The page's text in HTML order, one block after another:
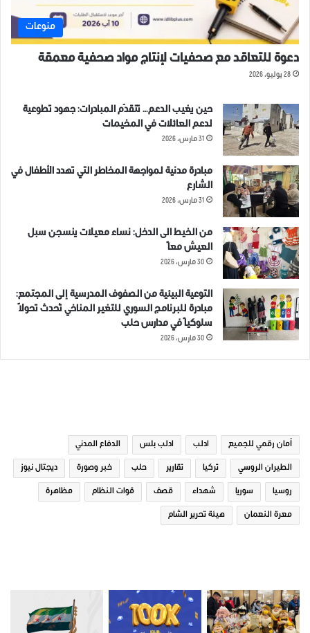
منوعات
دعوة للتعاقد مع صحفيات لإنتاج مواد صحفية معمقة
28 يوليو، 2026
حين يغيب الدعم… تتقدّم المبادرات: جهود تطوعية
لدعم العائلات في المخيمات
31 مارس، 2026
مبادرة مدنية لمواجهة المخاطر التي تهدد الأطفال في
الشارع
31 مارس، 2026
من الخيط الى الدخل: نساء معيلات ينسجن سبل
العيش معاً
30 مارس، 2026
التوعية البيئية من الصفوف المدرسية إلى المجتمع:
مبادرة للبرنامج السوري للتغير المناخي تُحدث تحولاً
سلوكياً في مدارس حلب
30 مارس، 2026
أمان رقمي للجميع ادلب ادلب بلس الدفاع المدني
الطيران الروسي تركيا تقارير حلب خبر وصورة ديجتال نيوز
روسيا سوريا شهداء قصف قوات النظام مظاهرة
معرة النعمان هيئة تحرير الشام